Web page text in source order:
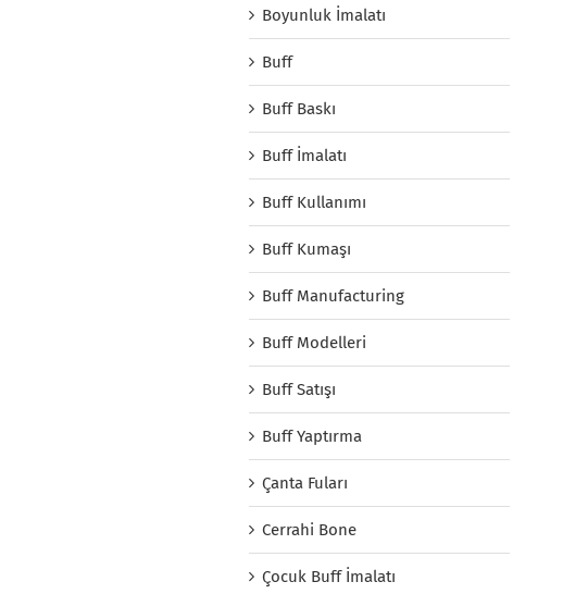
Boyunluk İmalatı
Buff
Buff Baskı
Buff İmalatı
Buff Kullanımı
Buff Kumaşı
Buff Manufacturing
Buff Modelleri
Buff Satışı
Buff Yaptırma
Çanta Fuları
Cerrahi Bone
Çocuk Buff İmalatı